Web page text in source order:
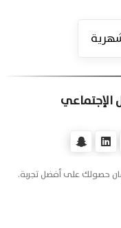
الإجتماعي
حصولك على أفضل تجربة.